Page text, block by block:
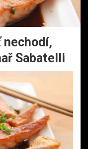
nechodí,
Sabatelli